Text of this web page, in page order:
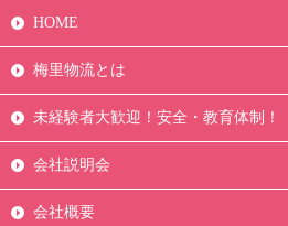
HOME
梅里物流とは
未経験者大歓迎！安全・教育体制！
会社説明会
会社概要